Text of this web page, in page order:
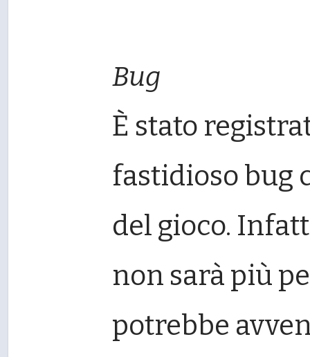
Bug
È stato
fastidioso bug
del gioco.
non sarà più
potrebbe